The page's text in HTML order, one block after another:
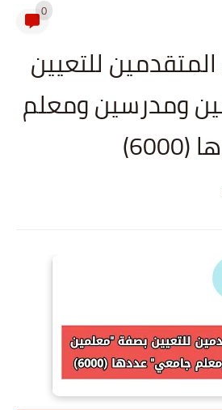
0
للتعيين
ومدرسين ومعلم